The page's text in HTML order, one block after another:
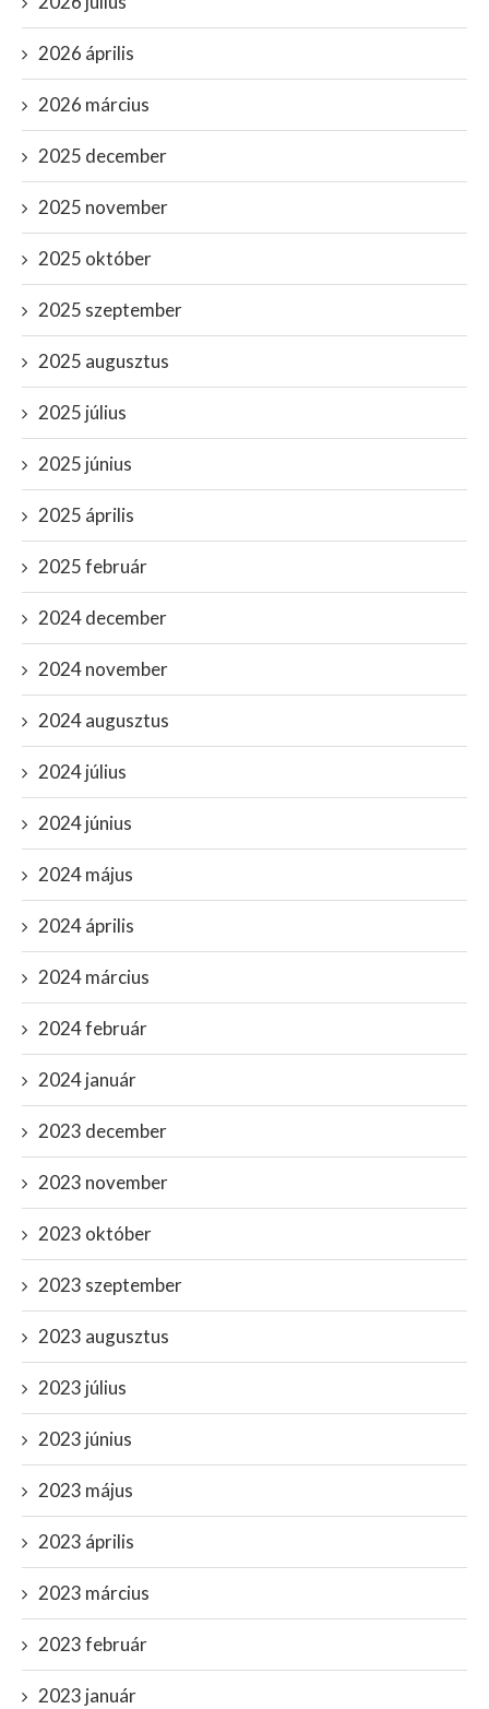
2026 április
2026 március
2025 december
2025 november
2025 október
2025 szeptember
2025 augusztus
2025 július
2025 június
2025 április
2025 február
2024 december
2024 november
2024 augusztus
2024 július
2024 június
2024 május
2024 április
2024 március
2024 február
2024 január
2023 december
2023 november
2023 október
2023 szeptember
2023 augusztus
2023 július
2023 június
2023 május
2023 április
2023 március
2023 február
2023 január